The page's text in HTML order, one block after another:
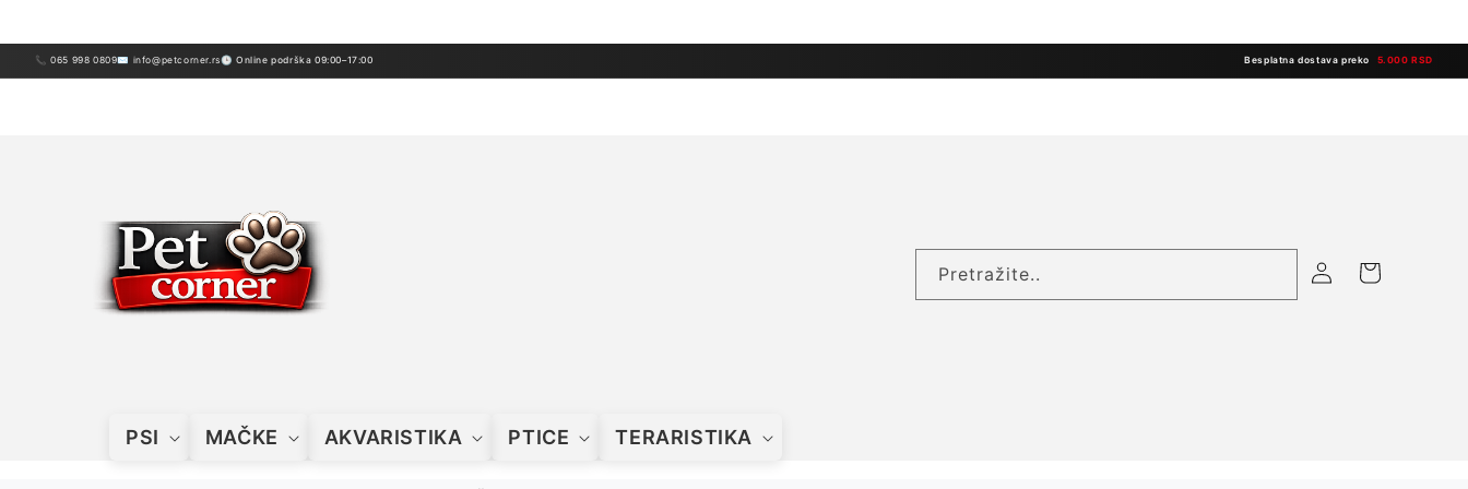
📞 065 998 0809✉ info@petcorner.rs🕒 Online podrška 09:00–17:00 Besplatna dostava preko 5.000 RSD
PSI MAČKE AKVARISTIKA PTICE TERARISTIKA
Pretražite..
Prijavite
Korpa